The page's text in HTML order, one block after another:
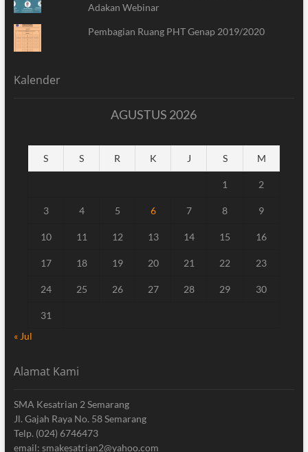
Adakan Webinar
Pembagian Ruang PHT Genap 2019/2020
Kalender
AGUSTUS 2026
S S R K J S M
1 2
3 4 5 6 7 8 9
10 11 12 13 14 15 16
17 18 19 20 21 22 23
24 25 26 27 28 29 30
31
« Jul
Alamat Kami
SMA Kesatrian 2 Semarang
Jl. Gajah Raya No. 58 Semarang
Telp. (024) 6746473
email: smakesatrian2@yahoo.com